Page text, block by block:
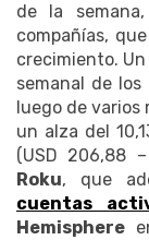
de la
compañías,
crecimiento.
semanal de
luego de varios
un alza del
(USD 206,88
Roku, que
cuentas
Hemisphere